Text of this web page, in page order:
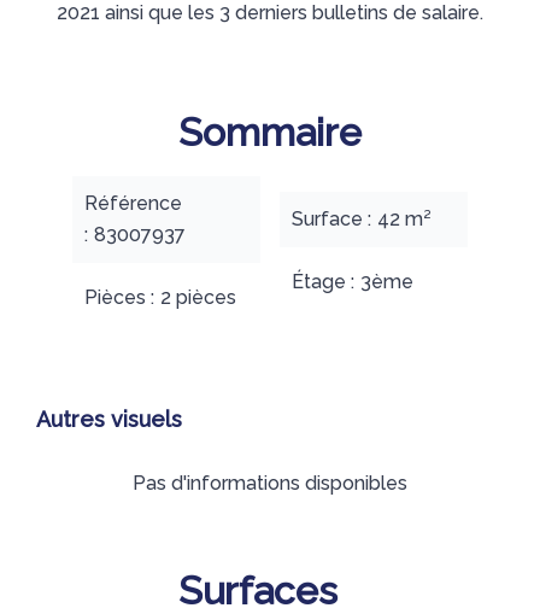
2021 ainsi que les 3 derniers bulletins de salaire.
Sommaire
Référence
83007937
Pièces 2 pièces
Surface 42 m²
Étage 3ème
Autres visuels
Pas d'informations disponibles
Surfaces